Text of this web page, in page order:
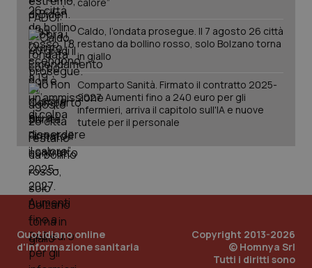
Caldo, l’ondata prosegue. Il 7 agosto 26 città
restano da bollino rosso, solo Bolzano torna
in giallo
Comparto Sanità. Firmato il contratto 2025-
2027. Aumenti fino a 240 euro per gli
infermieri, arriva il capitolo sull'IA e nuove
tutele per il personale
Quotidiano online
d'informazione sanitaria
Copyright 2013-2026
© Homnya Srl
Tutti i diritti sono